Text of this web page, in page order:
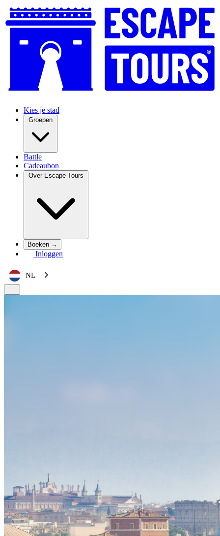
Kies je stad
Groepen
Battle
Cadeaubon
Over Escape Tours
Boeken →
Inloggen
NL